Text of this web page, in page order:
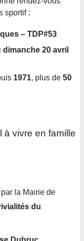
sportif :
– TDP#53
20 avril
1971, plus de 50
à vivre en famille
la Mairie de
du